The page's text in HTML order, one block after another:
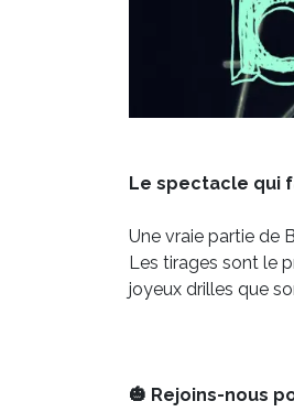
Le spectacle qui
Une vraie partie de
Les tirages sont le
joyeux drilles que
🎃 Rejoins-nous